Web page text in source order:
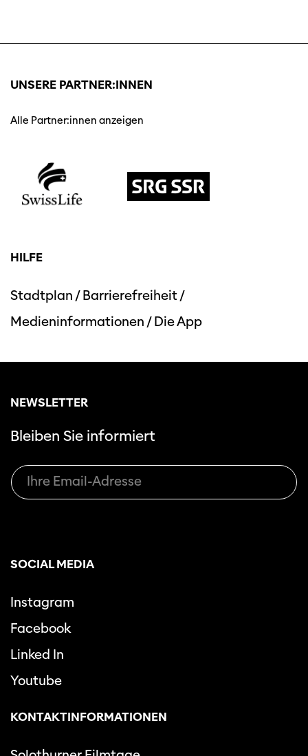
UNSERE PARTNER:INNEN
Alle Partner:innen anzeigen
HILFE
Stadtplan /Barrierefreiheit/
Medieninformationen /Die App
NEWSLETTER
Bleiben Sie informiert
SOCIAL MEDIA
Instagram
Facebook
Linked In
Youtube
KONTAKTINFORMATIONEN